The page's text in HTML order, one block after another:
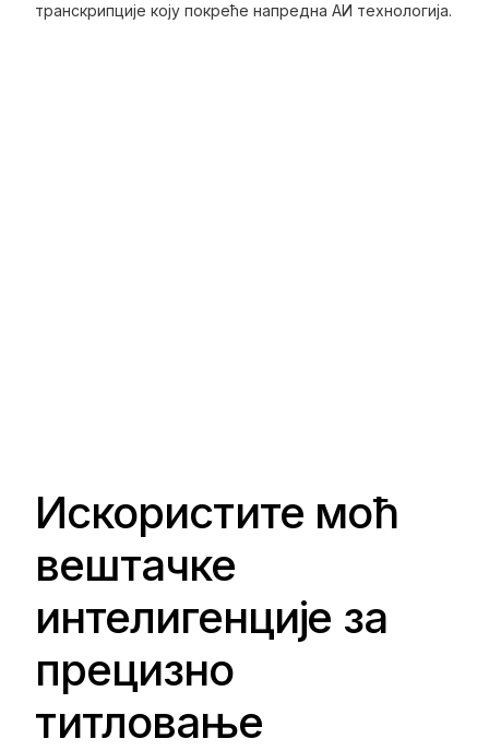
транскрипције коју покреће напредна АИ технологија.
Искористите моћ
вештачке
интелигенције за
прецизно
титловање